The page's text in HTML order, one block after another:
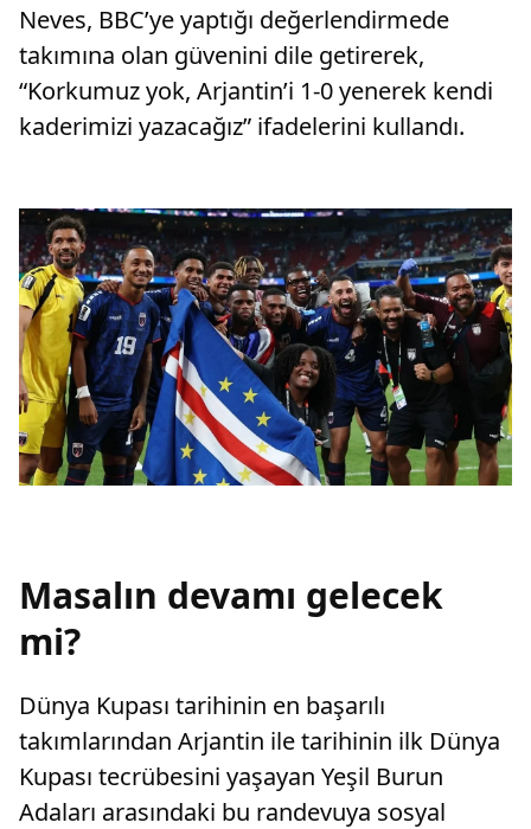
Neves, BBC’ye yaptığı değerlendirmede
takımına olan güvenini dile getirerek,
“Korkumuz yok, Arjantin’i 1-0 yenerek kendi
kaderimizi yazacağız” ifadelerini kullandı.
Masalın devamı gelecek
mi?
Dünya Kupası tarihinin en başarılı
takımlarından Arjantin ile tarihinin ilk Dünya
Kupası tecrübesini yaşayan Yeşil Burun
Adaları arasındaki bu randevuya sosyal